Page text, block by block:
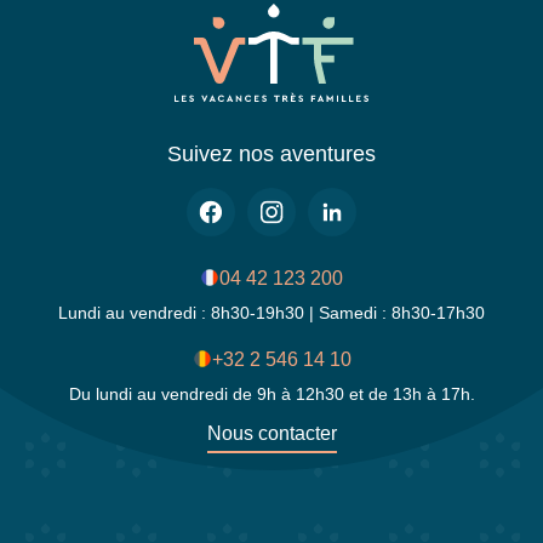
Suivez nos aventures
04 42 123 200
Lundi au vendredi : 8h30-19h30 | Samedi : 8h30-17h30
+32 2 546 14 10
Du lundi au vendredi de 9h à 12h30 et de 13h à 17h.
Nous contacter